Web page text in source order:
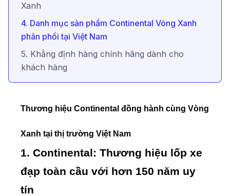
Xanh
4. Danh mục sản phẩm Continental Vòng Xanh
phân phối tại Việt Nam
5. Khẳng định hàng chính hãng dành cho
khách hàng
Thương hiệu Continental đồng hành cùng Vòng
Xanh tại thị trường Việt Nam
1. Continental: Thương hiệu lốp xe
đạp toàn cầu với hơn 150 năm uy
tín